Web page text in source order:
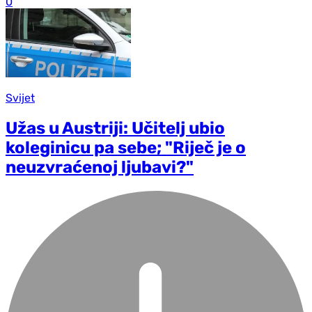
Svijet
Užas u Austriji: Učitelj ubio
koleginicu pa sebe; "Riječ je o
neuzvraćenoj ljubavi?"